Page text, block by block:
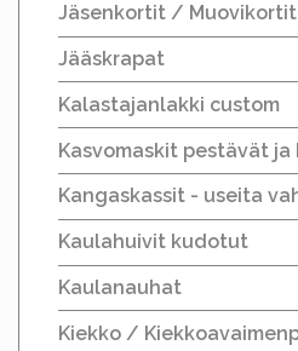
Jäsenkortit / Muovikortit
Jääskrapat
Kalastajanlakki custom
Kasvomaskit pestävät
Kangaskassit - useita
Kaulahuivit kudotut
Kaulanauhat
Kiekko /